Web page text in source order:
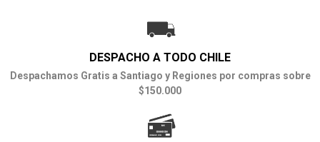
DESPACHO A TODO CHILE
Despachamos Gratis a Santiago y Regiones por compras sobre
$150.000